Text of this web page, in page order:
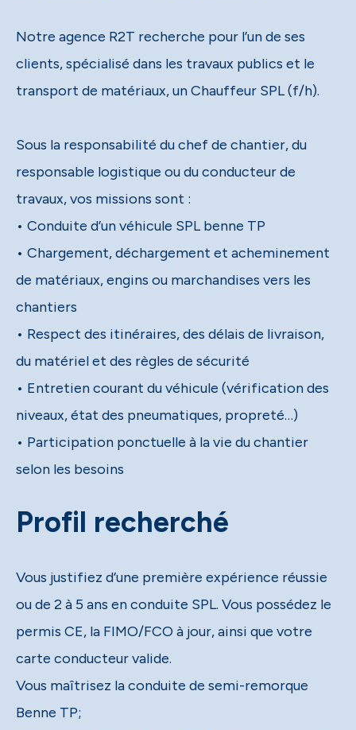
Notre agence R2T recherche pour l’un de ses
clients, spécialisé dans les travaux publics et le
transport de matériaux, un Chauffeur SPL (f/h).
Sous la responsabilité du chef de chantier, du
responsable logistique ou du conducteur de
travaux, vos missions sont :
• Conduite d’un véhicule SPL benne TP
• Chargement, déchargement et acheminement
de matériaux, engins ou marchandises vers les
chantiers
• Respect des itinéraires, des délais de livraison,
du matériel et des règles de sécurité
• Entretien courant du véhicule (vérification des
niveaux, état des pneumatiques, propreté…)
• Participation ponctuelle à la vie du chantier
selon les besoins
Profil recherché
Vous justifiez d’une première expérience réussie
ou de 2 à 5 ans en conduite SPL. Vous possédez le
permis CE, la FIMO/FCO à jour, ainsi que votre
carte conducteur valide.
Vous maîtrisez la conduite de semi-remorque
Benne TP;